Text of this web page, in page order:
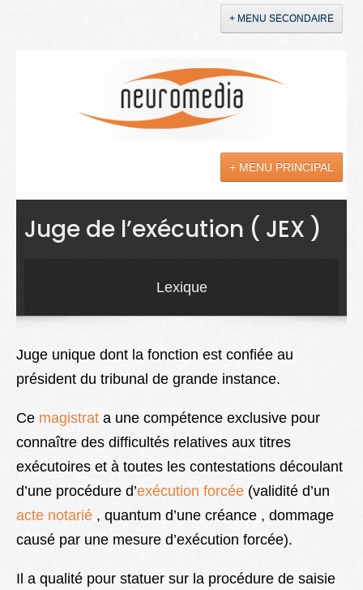
+ MENU SECONDAIRE
+ MENU PRINCIPAL
Actualités
Soins
Droit
Lexique
Better Health
Juge de l’exécution ( JEX )
Lexique
Juge unique dont la fonction est confiée au
président du tribunal de grande instance.
Ce magistrat a une compétence exclusive pour
connaître des difficultés relatives aux titres
exécutoires et à toutes les contestations découlant
d’une procédure d’exécution forcée (validité d’un
acte notarié , quantum d’une créance , dommage
causé par une mesure d’exécution forcée).
Il a qualité pour statuer sur la procédure de saisie